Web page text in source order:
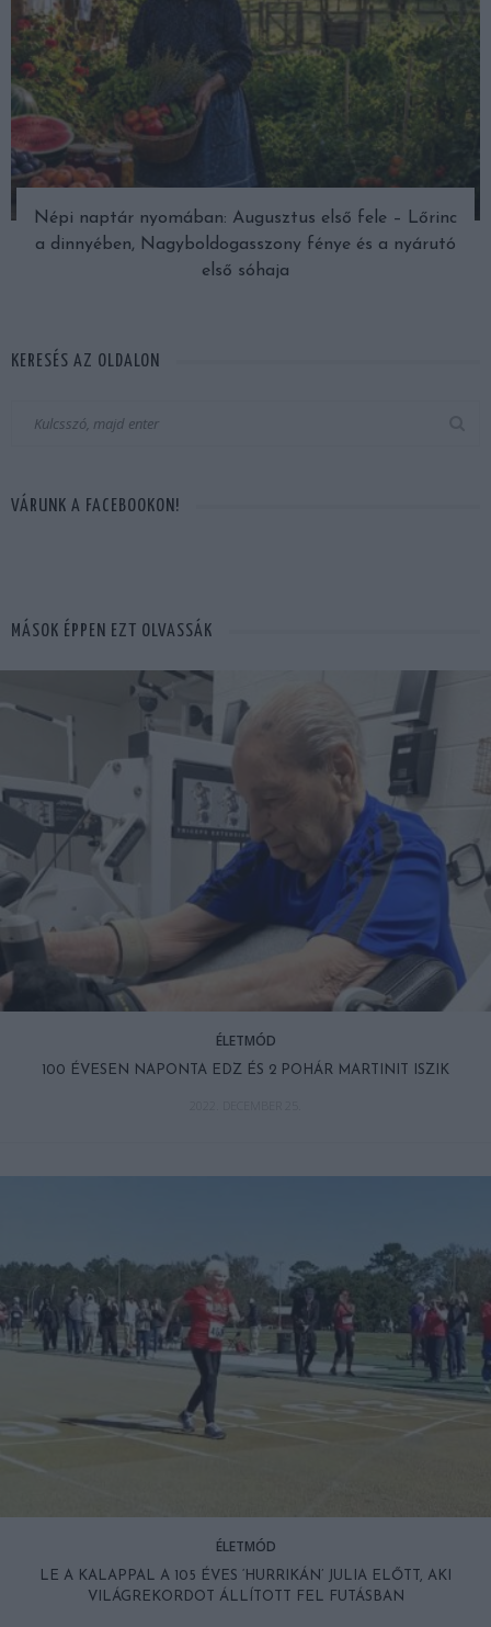
Népi naptár nyomában: Augusztus első fele – Lőrinc
a dinnyében, Nagyboldogasszony fénye és a nyárutó
első sóhaja
KERESÉS AZ OLDALON
VÁRUNK A FACEBOOKON!
MÁSOK ÉPPEN EZT OLVASSÁK
ÉLETMÓD
100 ÉVESEN NAPONTA EDZ ÉS 2 POHÁR MARTINIT ISZIK
ÉLETMÓD
LE A KALAPPAL A 105 ÉVES ‘HURRIKÁN’ JULIA ELŐTT, AKI
VILÁGREKORDOT ÁLLÍTOTT FEL FUTÁSBAN